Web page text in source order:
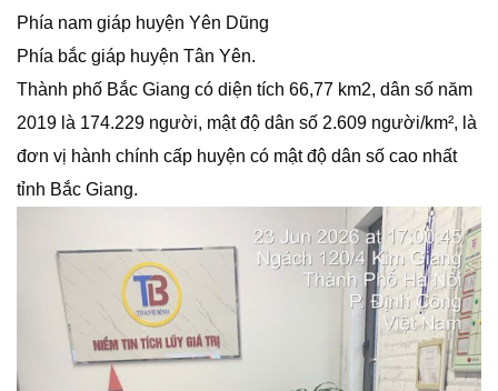
Phía nam giáp huyện Yên Dũng
Phía bắc giáp huyện Tân Yên.
Thành phố Bắc Giang có diện tích 66,77 km2, dân số năm
2019 là 174.229 người, mật độ dân số 2.609 người/km², là
đơn vị hành chính cấp huyện có mật độ dân số cao nhất
tỉnh Bắc Giang.